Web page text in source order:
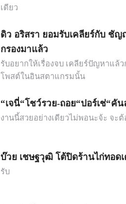
เดียว
ดิว อริสรา ยอมรับเคลียร์กับ ชัญ
กรองมาแล้ว
รับอยากให้เรื่องจบ เคลียร์ปัญหาแ
โพสต์ในอินสตาแกรมนั้น
“เจนี่“โชว์รวย-ถอย“ปอร์เช่“คั
งานนี้สวยอย่างเดียวไม่พอนะจ้ะ จะ
บ๊วย เชษฐวุฒิ โต้ปิดร้านไก่ทอด
รับ